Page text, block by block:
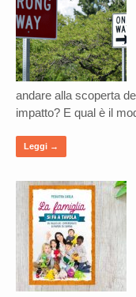
andare alla scoperta
impatto? E qual è il
Leggi →